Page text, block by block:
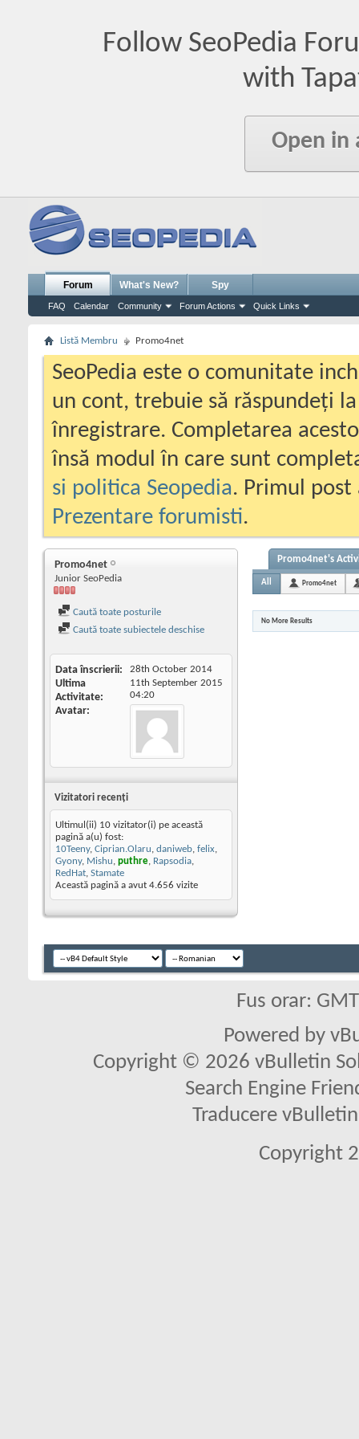
Follow SeoPedia
with
Open in
Forum
FAQ Calendar Community Forum Actions Quick Links
What's New? Spy
Listă Membru Promo4net
SeoPedia este o comunitate
un cont, trebuie să răspundeți
înregistrare. Completarea
însă modul în care sunt
si politica Seopedia. Primul
Prezentare forumisti.
Promo4net
Junior SeoPedia
Caută toate posturile
Caută toate subiectele deschise
Data înscrierii 28th October 2014
Ultima
Activitate
11th September 2015
04:20
Avatar
Vizitatori recenţi
Ultimul(ii) 10 vizitator(i) pe această
pagină a(u) fost:
10Teeny, Ciprian.Olaru, daniweb, felix,
Gyony, Mishu, puthre, Rapsodia,
RedHat, Stamate
Această pagină a avut 4.656 vizite
Promo4net's
All Promo4net
No More Results
Fus orar:
Powered by
Copyright © 2026 vBulletin
Search Engine
Traducere
Copyright